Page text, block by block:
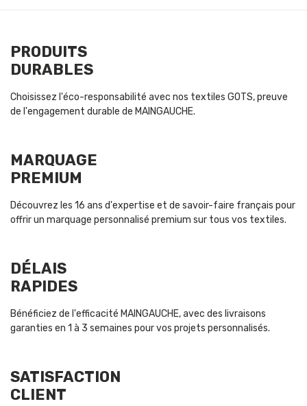
PRODUITS
DURABLES
Choisissez l'éco-responsabilité avec nos textiles GOTS, preuve
de l'engagement durable de MAINGAUCHE.
MARQUAGE
PREMIUM
Découvrez les 16 ans d'expertise et de savoir-faire français pour
offrir un marquage personnalisé premium sur tous vos textiles.
DÉLAIS
RAPIDES
Bénéficiez de l'efficacité MAINGAUCHE, avec des livraisons
garanties en 1 à 3 semaines pour vos projets personnalisés.
SATISFACTION
CLIENT